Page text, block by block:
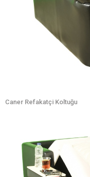
Caner Refakatçi Koltuğu